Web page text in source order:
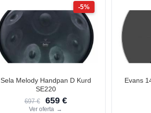
-5%
Sela Melody Handpan D Kurd
SE220
697 € 659 €
Ver oferta →
Evans